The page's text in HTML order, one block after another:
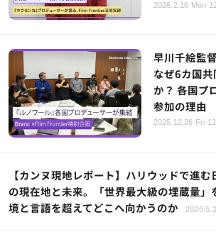
2026.2.16 Mon
早川千絵監
なぜ6カ国
か？ 各国プ
参加の理由
2025.12.26 Fri
【カンヌ現地レポート】ハリウッドで進
の現在地と未来。「世界最大級の埋蔵量」
境と言語を超えてどこへ向かうのか